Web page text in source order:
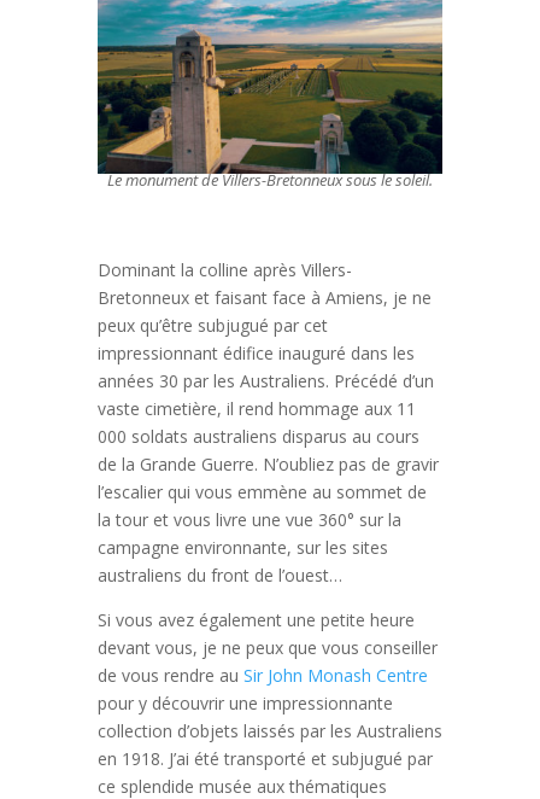
Le monument de Villers-Bretonneux sous le soleil.
Dominant la colline après Villers-
Bretonneux et faisant face à Amiens, je ne
peux qu’être subjugué par cet
impressionnant édifice inauguré dans les
années 30 par les Australiens. Précédé d’un
vaste cimetière, il rend hommage aux 11
000 soldats australiens disparus au cours
de la Grande Guerre. N’oubliez pas de gravir
l’escalier qui vous emmène au sommet de
la tour et vous livre une vue 360° sur la
campagne environnante, sur les sites
australiens du front de l’ouest…
Si vous avez également une petite heure
devant vous, je ne peux que vous conseiller
de vous rendre au Sir John Monash Centre
pour y découvrir une impressionnante
collection d’objets laissés par les Australiens
en 1918. J’ai été transporté et subjugué par
ce splendide musée aux thématiques